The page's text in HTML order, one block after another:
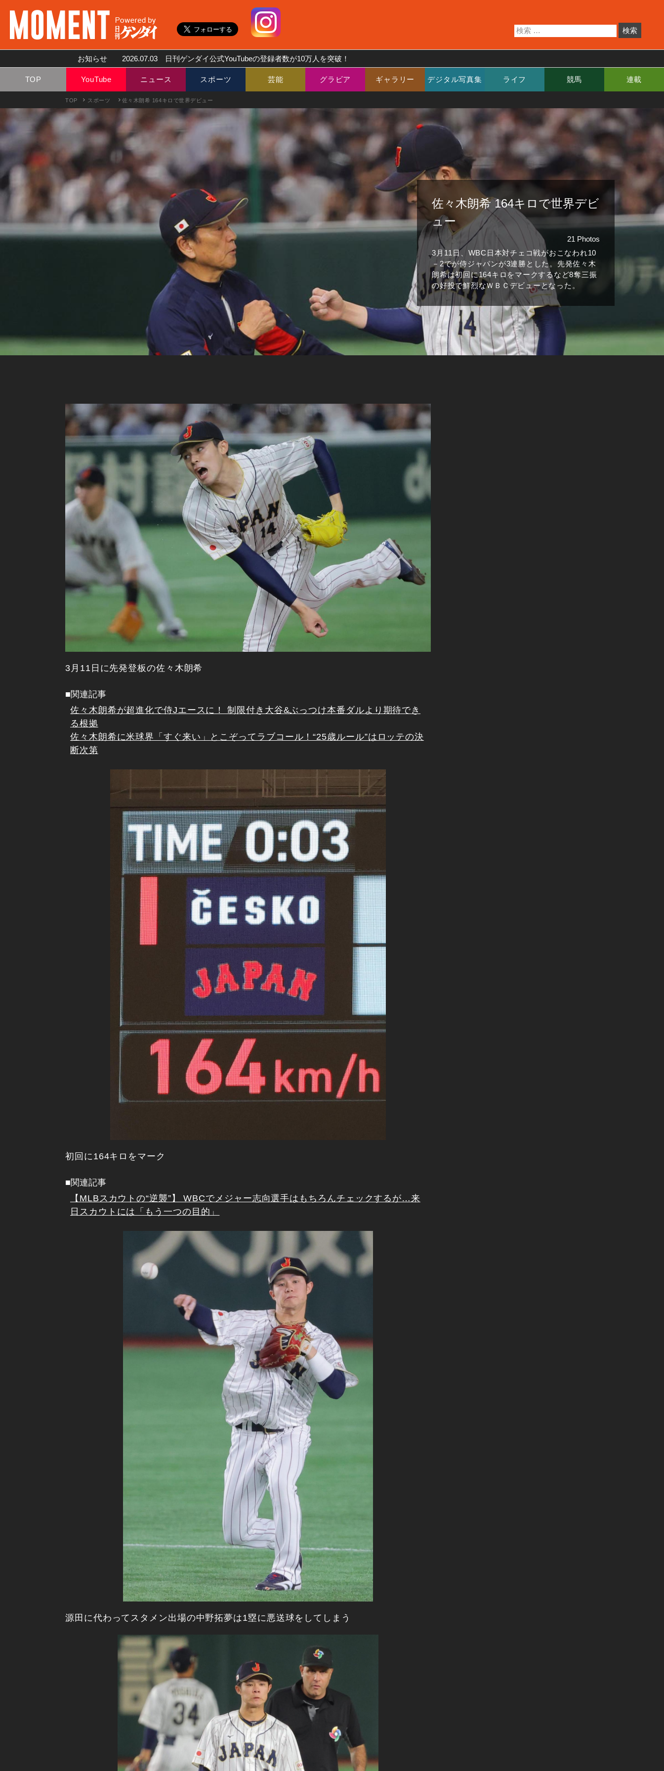
お知らせ 2026.07.03 日刊ゲンダイ公式YouTubeの登録者数が10万人を突破！
TOP YouTube ニュース スポーツ 芸能 グラビア ギャラリー デジタル写真集 ライフ 競馬 連載
TOP スポーツ 佐々木朗希 164キロで世界デビュー
佐々木朗希 164キロで世界デビ
ュー
21 Photos
3月11日、WBC日本対チェコ戦がおこなわれ10
－2でが侍ジャパンが3連勝とした。先発佐々木
朗希は初回に164キロをマークするなど8奪三振
の好投で鮮烈なＷＢＣデビューとなった。
3月11日に先発登板の佐々木朗希
■関連記事
佐々木朗希が超進化で侍Jエースに！ 制限付き大谷&ぶっつけ本番ダルより期待でき
る根拠
佐々木朗希に米球界「すぐ来い」とこぞってラブコール！“25歳ルール”はロッテの決
断次第
初回に164キロをマーク
■関連記事
【MLBスカウトの“逆襲”】 WBCでメジャー志向選手はもちろんチェックするが…来
日スカウトには「もう一つの目的」
源田に代わってスタメン出場の中野拓夢は1塁に悪送球をしてしまう